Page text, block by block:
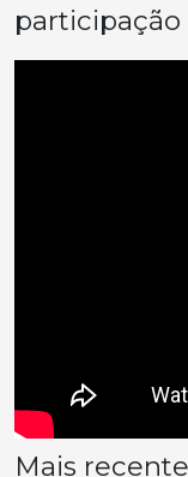
participação
Mais